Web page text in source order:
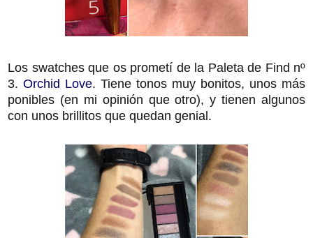
Los swatches que os prometí de la Paleta de Find nº
3. Orchid Love. Tiene tonos muy bonitos, unos más
ponibles (en mi opinión que otro), y tienen algunos
con unos brillitos que quedan genial.